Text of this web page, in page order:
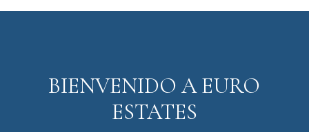
BIENVENIDO A EURO
ESTATES